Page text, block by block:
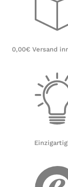
0,00€ Versand